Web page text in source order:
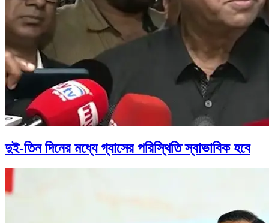
দুই-তিন দিনের মধ্যে গ্যাসের পরিস্থিতি স্বাভাবিক হবে